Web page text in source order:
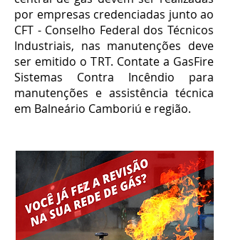
por empresas credenciadas junto ao
CFT - Conselho Federal dos Técnicos
Industriais, nas manutenções deve
ser emitido o TRT. Contate a GasFire
Sistemas Contra Incêndio para
manutenções e assistência técnica
em Balneário Camboriú e região.